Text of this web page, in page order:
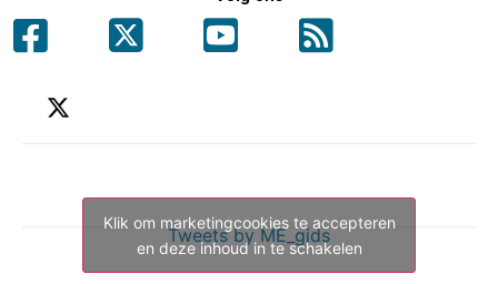
Tweets by ME_gids
Klik om marketingcookies te accepteren
en deze inhoud in te schakelen